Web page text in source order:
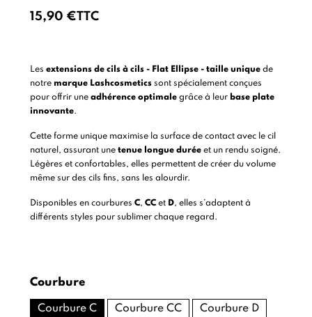
15,90 €TTC
Les extensions de cils à cils - Flat Ellipse - taille unique de
notremarque Lashcosmeticssont spécialement conçues
pour offrir une adhérence optimalegrâce à leur base plate
innovante.
Cette forme unique maximise la surface de contact avec le cil
naturel, assurant une tenue longue duréeet un rendu soigné.
Légères et confortables, elles permettent de créer du volume
même sur des cils fins, sans les alourdir.
Disponibles en courbures C, CCet D, elles s’adaptent à
différents styles pour sublimer chaque regard.
Courbure
Courbure C Courbure CC Courbure D